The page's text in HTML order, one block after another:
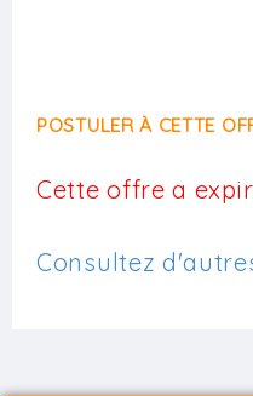
POSTULER À CETTE
Cette offre a
Consultez